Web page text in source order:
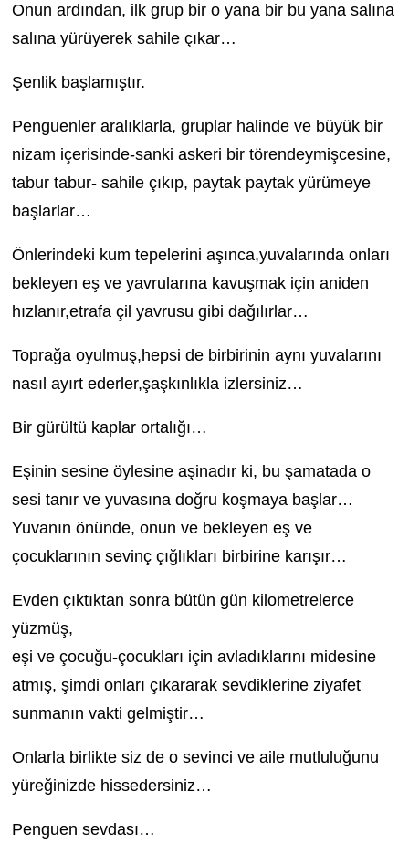
Onun ardından, ilk grup bir o yana bir bu yana salına
salına yürüyerek sahile çıkar…
Şenlik başlamıştır.
Penguenler aralıklarla, gruplar halinde ve büyük bir
nizam içerisinde-sanki askeri bir törendeymişcesine,
tabur tabur- sahile çıkıp, paytak paytak yürümeye
başlarlar…
Önlerindeki kum tepelerini aşınca,yuvalarında onları
bekleyen eş ve yavrularına kavuşmak için aniden
hızlanır,etrafa çil yavrusu gibi dağılırlar…
Toprağa oyulmuş,hepsi de birbirinin aynı yuvalarını
nasıl ayırt ederler,şaşkınlıkla izlersiniz…
Bir gürültü kaplar ortalığı…
Eşinin sesine öylesine aşinadır ki, bu şamatada o
sesi tanır ve yuvasına doğru koşmaya başlar…
Yuvanın önünde, onun ve bekleyen eş ve
çocuklarının sevinç çığlıkları birbirine karışır…
Evden çıktıktan sonra bütün gün kilometrelerce
yüzmüş,
eşi ve çocuğu-çocukları için avladıklarını midesine
atmış, şimdi onları çıkararak sevdiklerine ziyafet
sunmanın vakti gelmiştir…
Onlarla birlikte siz de o sevinci ve aile mutluluğunu
yüreğinizde hissedersiniz…
Penguen sevdası…